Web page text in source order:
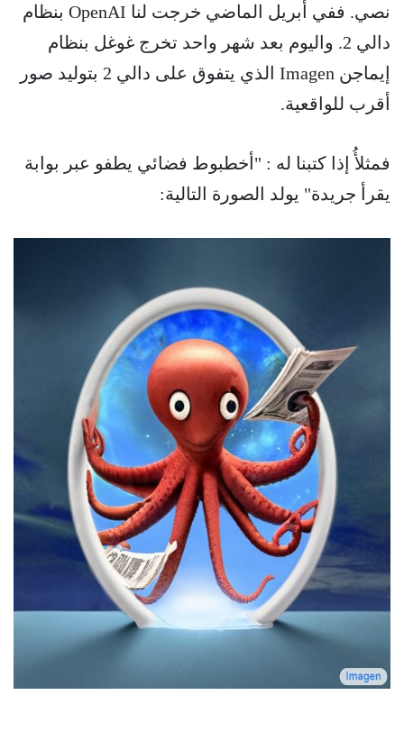
نصي. ففي أبريل الماضي خرجت لنا OpenAI بنظام
دالي 2. واليوم بعد شهر واحد تخرج غوغل بنظام
إيماجن Imagen الذي يتفوق على دالي 2 بتوليد صور
أقرب للواقعية.
فمثلأُ إذا كتبنا له : "أخطبوط فضائي يطفو عبر بوابة
يقرأ جريدة" يولد الصورة التالية: